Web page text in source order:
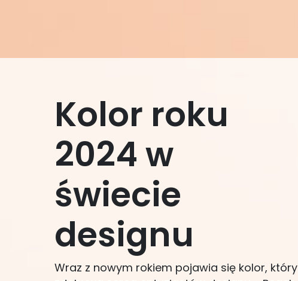
Kolor roku
2024 w
świecie
designu
Wraz z nowym rokiem pojawia się kolor, który